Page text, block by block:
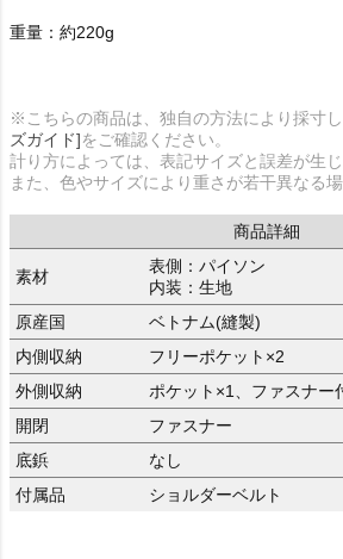
重量：約220g
※こちらの商品は、独自の方法により採寸
ズガイド]をご確認ください。
計り方によっては、表記サイズと誤差が生じ
また、色やサイズにより重さが若干異なる場
商品詳細
素材
表側：パイソン
内装：生地
原産国
ベトナム(縫製)
内側収納
フリーポケット×2
外側収納
ポケット×1、ファスナー
開閉
ファスナー
底鋲
なし
付属品
ショルダーベルト